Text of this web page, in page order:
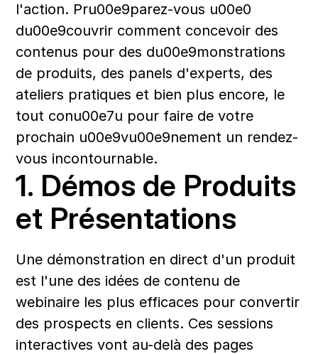
l'action. Pru00e9parez-vous u00e0
du00e9couvrir comment concevoir des
contenus pour des du00e9monstrations
de produits, des panels d'experts, des
ateliers pratiques et bien plus encore, le
tout conu00e7u pour faire de votre
prochain u00e9vu00e9nement un rendez-
vous incontournable.
1. Démos de Produits
et Présentations
Une démonstration en direct d'un produit
est l'une des idées de contenu de
webinaire les plus efficaces pour convertir
des prospects en clients. Ces sessions
interactives vont au-delà des pages